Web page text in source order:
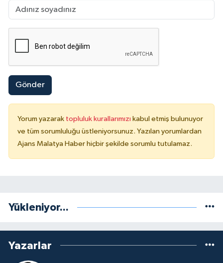
Gönder
Yorum yazarak topluluk kurallarımızı kabul etmiş bulunuyor
ve tüm sorumluluğu üstleniyorsunuz. Yazılan yorumlardan
Ajans Malatya Haber hiçbir şekilde sorumlu tutulamaz.
Yükleniyor...
Yazarlar